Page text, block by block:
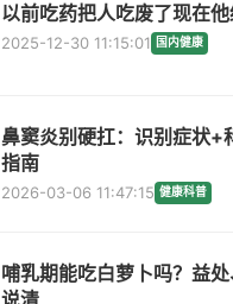
以前吃药把人吃废了现在
2025-12-30 11:15:01 国内健康
鼻窦炎别硬扛：识别症状+
指南
2026-03-06 11:47:15 健康科普
哺乳期能吃白萝卜吗？益